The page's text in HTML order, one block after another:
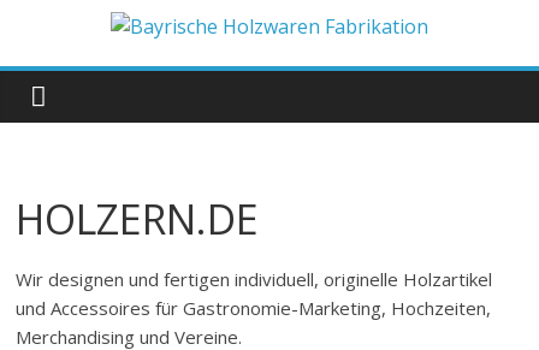
springen
Bayrische
Holzwaren
Fabrikation
HOLZERN.DE
Wir designen und fertigen individuell, originelle Holzartikel
und Accessoires für Gastronomie-Marketing, Hochzeiten,
Merchandising und Vereine.